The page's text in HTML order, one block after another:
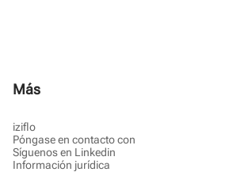
Más
iziflo
Póngase en contacto con
Síguenos en Linkedin
Información jurídica